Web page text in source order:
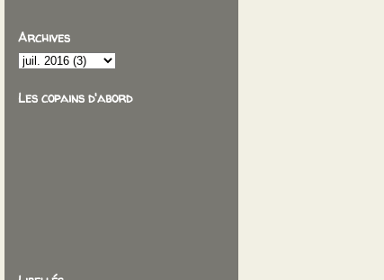
Archives
Les copains d'abord